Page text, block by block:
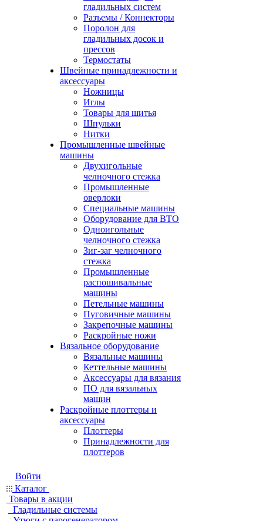
гладильных систем
Разъемы / Коннекторы
Поролон для
гладильных досок и
прессов
Термостаты
Швейные принадлежности и
аксессуары
Ножницы
Иглы
Товары для шитья
Шпульки
Нитки
Промышленные швейные
машины
Двухигольные
челночного стежка
Промышленные
оверлоки
Специальные машины
Оборудование для ВТО
Одноигольные
челночного стежка
Зиг-заг челночного
стежка
Промышленные
распошивальные
машины
Петельные машины
Пуговичные машины
Закрепочные машины
Раскройные ножи
Вязальное оборудование
Вязальные машины
Кеттельные машины
Аксессуары для вязания
ПО для вязальных
машин
Раскройные плоттеры и
аксессуары
Плоттеры
Принадлежности для
плоттеров
Войти
Каталог
Товары в акции
Гладильные системы